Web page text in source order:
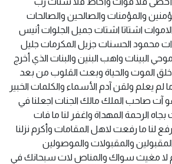
والمؤمنات والصالحين والصالحات
اشتاتا اشتات جميل الجلوات أنيس
محمود الحسنات جزيل المكرمات جليل
البينات واهب البنين والبنات الذي أخرج
الموت والحياة وبعث القلوب من بعد
لم يعلم ولقن آدم الأسماء والكلمات الخبير
آت صاحب الملك مالك الجنات اجعلنا في
الرحمة المهداة واغفر لنا ما فات
لنا ما رفعت لاهل المقامات وأكرم نزلنا
والمقبولات والموصولين
لا مغيث سواك والمناص لات سبحانك في